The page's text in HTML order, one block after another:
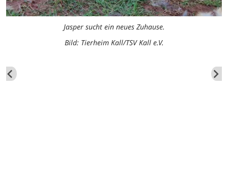
Jasper sucht ein neues Zuhause.
Bild: Tierheim Kall/TSV Kall e.V.